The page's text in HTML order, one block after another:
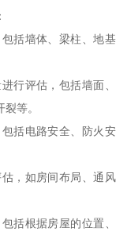
括墙体、梁柱、地基
行评估，包括墙面、
等。
括电路安全、防火安
，如房间布局、通风
括根据房屋的位置、